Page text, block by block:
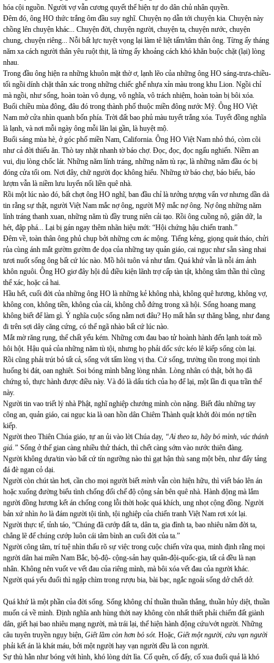
hóa cội nguồn. Người vợ vẫn cương quyết thể hiện tự do dân chủ nhân quyền.
Đêm đó, ông HO thức trắng ôm đầu suy nghĩ. Chuyện nọ dẫn tới chuyện kia. Chuyện này
chồng lên chuyện khác... Chuyện đời, chuyện người, chuyện ta, chuyện nước, chuyện
chung, chuyện riêng... Nỗi bất lực tuyệt vọng lại làm tê liệt tấm/tâm thân ông. Từng ấy tháng
năm xa cách người thân yêu ruột thịt, là từng ấy khoảng cách khó khăn buộc chặt (lại) lòng
nhau.
Trong đầu ông hiện ra những khuôn mặt thờ ơ, lạnh lẽo của những ông HO sáng-trưa-chiều-
tối ngồi dính chặt thân xác trong những chiếc ghế nhựa xỉn màu trong khu Lion. Ngồi chỉ
mà ngồi, như sống, hoàn toàn vô dụng, vô nghĩa, vô trách nhiệm, hoàn toàn bị bôi xóa.
Buổi chiều mùa đông, đâu đó trong thành phố thuộc miền đông nước Mỹ. Ông HO Việt
Nam mở cửa nhìn quanh bốn phía. Trời đất bao phủ màu tuyết trắng xóa. Tuyết đồng nghĩa
là lạnh, và nơi mỗi ngày ông mỗi lăn lại gần, là huyệt mộ.
Buổi sáng mùa hè, ở góc phố miền Nam, California. Ông HO Việt Nam nhỏ thó, còm cõi
như cả đời thiếu ăn. Thò tay nhặt nhanh tờ báo chợ. Đọc, đọc, đọc ngấu nghiến. Niềm an
vui, dịu lòng chốc lát. Những năm lính tráng, những năm tù rạc, là những năm đầu óc bị
đóng cửa tối om. Nơi đây, chữ người đọc không hiểu. Những tờ báo chợ, báo biếu, báo
lượm vẫn là niềm lưu luyến nối liền quê nhà.
Rồi một lúc nào đó, bất chợt ông HO nghĩ, ban đầu chỉ là tưởng tượng vẩn vơ nhưng dần dà
tin rằng sự thật, người Việt Nam mắc nợ ông, người Mỹ mắc nợ ông. Nợ ông những năm
lính tráng thanh xuan, những năm tù đầy trung niên cải tạo. Rồi ông cuồng nộ, giận dữ, la
hét, đập phá... Lại bị gán ngay thêm nhãn hiệu mới: “Hội chứng hậu chiến tranh.”
Đêm về, toàn thân ông phủ chụp bởi những cơn ác mộng. Tiếng kẻng, giọng quát tháo, chửi
rủa cùng ánh mắt gườm gườm đe dọa của những tay quản giáo, cai ngục như sẵn sàng nhai
tươi nuốt sống ông bất cứ lúc nào. Mồ hôi tuôn vả như tắm. Quá khứ vẫn là nỗi ám ảnh
khôn nguôi. Ông HO giơ đây hội đủ điều kiện lãnh trợ cấp tàn tật, không tâm thần thì cũng
thể xác, hoặc cả hai.
Hầu hết, cuối đời của những ông HO là những kẻ không nhà, không quê hương, không vợ,
không con, không tiền, không của cải, không chỗ đứng trong xã hội. Sống hoang mang
không biết để làm gì. Ý nghĩa cuộc sống nằm nơi đâu? Họ mất hẳn sự thăng bằng, như đang
đi trên sợi dây căng cứng, có thể ngã nhào bất cứ lúc nào.
Mắt mờ răng rụng, thể chất yếu kém. Những cơn đau bao tử hoành hành đến lạnh toát mồ
hôi hột. Hậu quả của những năm tù tội, nhưng họ phải dốc sức kéo lê kiếp sống còn lại.
Rồi cũng phải trút bỏ tất cả, sống với tấm lòng vị tha. Cứ sống, trường tồn trong mọi tình
huống bi đát, oan nghiêt. Soi bóng mình bằng lòng nhân. Lòng nhân có thật, bởi họ đã
chứng tỏ, thực hành được điều này. Và đó là dấu tích của họ để lại, một lần đi qua trần thế
này.
Người tin vao triết lý nhà Phật, nghĩ nghiệp chướng mình còn nặng. Biết đâu những tay
công an, quản giáo, cai ngục kia là oan hồn dân Chiêm Thành quật khởi đòi món nợ tiền
kiếp.
Người theo Thiên Chúa giáo, tự an ủi vào lời Chúa dạy, “Ai theo ta, hãy bỏ mình, vác thánh
giá.” Sống ở thế gian càng nhiều thử thách, thì chết càng sớm vào nước thiên đàng.
Người không dựa/tin vào bất cứ tín ngưỡng nào thì gạt hận thù sang một bên, như đẩy tảng
đá đè ngan cỏ dại.
Người còn chút tàn hơi, cần cho mọi người biếtmình vẫn còn hiện hữu, thì viết báo lên án
hoặc xuống đường biểu tình chống đối chế độ cộng sản bên quê nhà. Hành động mà lắm
người đồng hương kết án chống cong lỗi thời hoặc quá khích, ung nhọt cộng đồng. Người
bản xứ nhìn ho là đám người tội tình, tội nghiệp của chiến tranh Việt Nam rơi xót lại.
Người thực tế, tỉnh táo, “Chúng đã cướp đất ta, dân ta, gia đình ta, bao nhiêu năm đời ta,
chẳng lẽ để chúng cướp luôn cái tâm bình an cuối đời của ta.”
Người công tâm, trí tuệ nhìn thấu rõ sự việc trong cuộc chiến vừa qua, minh định rằng mọi
người dân hai miền Nam Bắc, bộ-độ- cộng-sản hay quân-đội-quốc-gia, tất cả đều là nạn
nhân. Không nên vuốt ve vết đau của riêng mình, mà bôi xóa vết đau của người khác.
Người quá yếu đuối thì ngập chìm trong rượu bia, bài bạc, ngắc ngoải sống dở chết dở.
Quá khứ là một phần của đời sống. Sống không chỉ thuần thuần thắng, thuần hủy diệt, thuần
muốn cả về mình. Định nghĩa anh hùng thời nay không còn nhất thiết phải chiếm đất giành
dân, giết hại bao nhiêu mạng người, mà trái lại, thể hiện hành động cứu/vớt người. Những
câu tuyên truyền ngụy biện, Giết lầm còn hơn bỏ sót. Hoặc, Giết một người, cứu vạn người
phải kết án là khát máu, bởi một người hay vạn người đều là con người.
Sự thù hằn như bóng với hình, khó lòng dứt lìa. Cố quên, cố đẩy, cố xua đuổi quả là khó